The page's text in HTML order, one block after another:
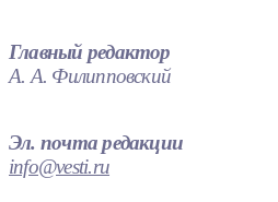
Главный редактор
А. А. Филипповский
Эл. почта редакции
info@vesti.ru